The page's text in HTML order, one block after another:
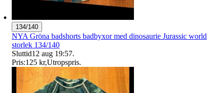
134/140
NYA Gröna badshorts badbyxor med dinosaurie Jurassic world
storlek 134/140
Sluttid12 aug 19:57.
Pris:125 kr,Utropspris.